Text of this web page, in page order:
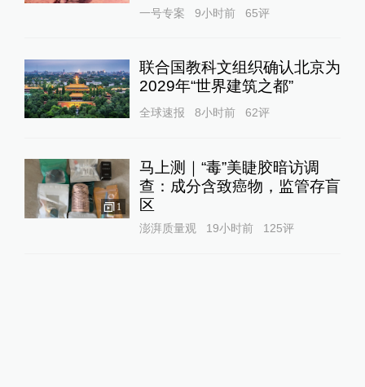
一号专案 9小时前 65评
联合国教科文组织确认北京为
2029年“世界建筑之都”
全球速报 8小时前 62评
1
马上测｜“毒”美睫胶暗访调
查：成分含致癌物，监管存盲
区
澎湃质量观 19小时前 125评